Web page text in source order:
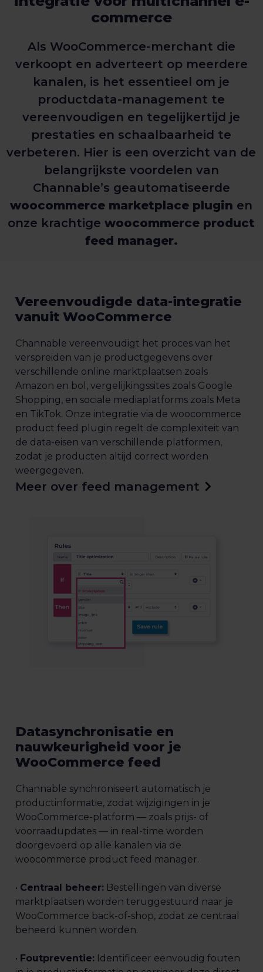
commerce
Als WooCommerce-merchant die
verkoopt en adverteert op meerdere
kanalen, is het essentieel om je
productdata-management te
vereenvoudigen en tegelijkertijd je
prestaties en schaalbaarheid te
verbeteren. Hier is een overzicht van de
belangrijkste voordelen van
Channable’s geautomatiseerde
woocommerce marketplace plugin en
onze krachtigewoocommerce product
feed manager.
Vereenvoudigde data-integratie
vanuit WooCommerce
Channable vereenvoudigt het proces van het
verspreiden van je productgegevens over
verschillende online marktplaatsen zoals
Amazon en bol, vergelijkingssites zoals Google
Shopping, en sociale mediaplatforms zoals Meta
en TikTok. Onze integratie via de woocommerce
product feed plugin regelt de complexiteit van
de data-eisen van verschillende platformen,
zodat je producten altijd correct worden
weergegeven.
Meer over feed management
Datasynchronisatie en
nauwkeurigheid voor je
WooCommerce feed
Channable synchroniseert automatisch je
productinformatie, zodat wijzigingen in je
WooCommerce-platform — zoals prijs- of
voorraadupdates — in real-time worden
doorgevoerd op alle kanalen via de
woocommerce product feed manager.
• Centraal beheer: Bestellingen van diverse
marktplaatsen worden teruggestuurd naar je
WooCommerce back-of-shop, zodat ze centraal
beheerd kunnen worden.
• Foutpreventie: Identificeer eenvoudig fouten